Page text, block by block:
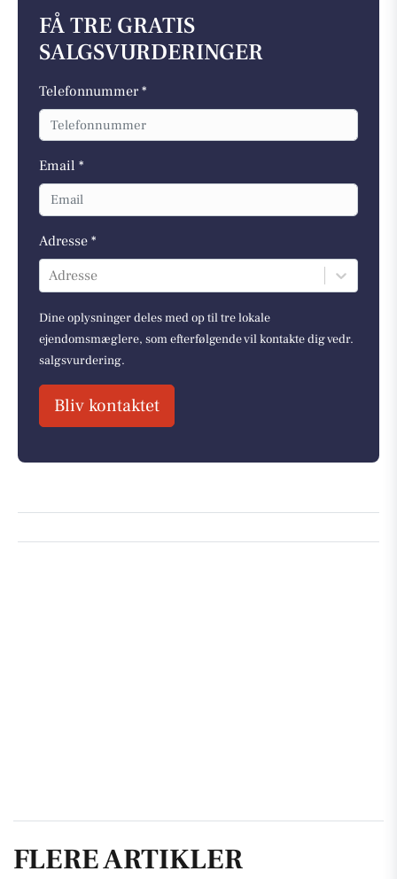
FÅ TRE GRATIS
SALGSVURDERINGER
Telefonnummer *
Email *
Adresse *
Adresse
Dine oplysninger deles med op til tre lokale
ejendomsmæglere, som efterfølgende vil kontakte dig vedr.
salgsvurdering.
Bliv kontaktet
FLERE ARTIKLER